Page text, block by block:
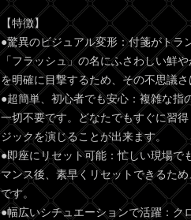
【特徴】
●驚異のビジュアル変形：付箋がトラ
「フラッシュ」の名にふさわしい鮮
を明確に目撃するため、その不思議さ
●超簡単、初心者でも安心：複雑な指
一切不要です。どなたでもすぐに習
ジックを演じることが出来ます。
●即座にリセット可能：忙しい現場で
マンス後、素早くリセットできるた
です。
●幅広いシチュエーションで活躍：ク